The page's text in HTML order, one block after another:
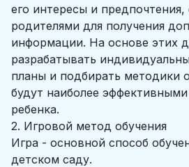
его интересы и предпочтения,
родителями для получения
информации. На основе этих
разрабатывать
планы и подбирать методики
будут наиболее
ребенка.
2. Игровой метод обучения
Игра - основной способ
детском саду.